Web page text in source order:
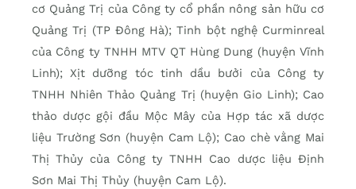
cơ Quảng Trị của Công ty cổ phần nông sản hữu cơ
Quảng Trị (TP Đông Hà); Tinh bột nghệ Curminreal
của Công ty TNHH MTV QT Hùng Dung (huyện Vĩnh
Linh); Xịt dưỡng tóc tinh dầu bưởi của Công ty
TNHH Nhiên Thảo Quảng Trị (huyện Gio Linh); Cao
thảo dược gội đầu Mộc Mây của Hợp tác xã dược
liệu Trường Sơn (huyện Cam Lộ); Cao chè vằng Mai
Thị Thủy của Công ty TNHH Cao dược liệu Định
Sơn Mai Thị Thủy (huyện Cam Lộ).